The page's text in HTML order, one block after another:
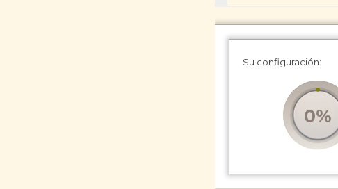
Su configuración:
0%